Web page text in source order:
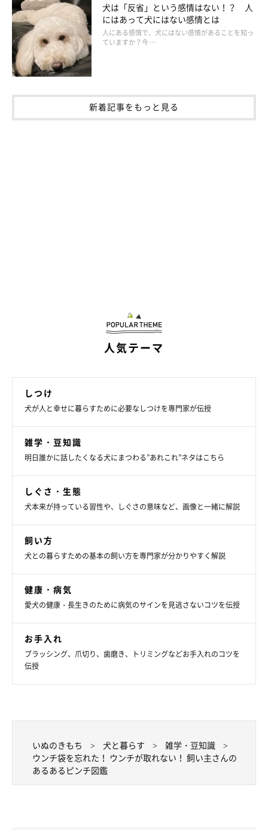
夜、トイレに行こうとベッドから下りて歩いたところ、何
か生温かいものを踏んだ感触が。愛犬のウンチでした。あ
わてましたが、夜中なので静かに足裏を洗ったあとに床掃
除。おかげですっかり目が覚めてしまいました。愛犬自身
【藤本先生からのひと言アドバイス】
「そそうの後始末をするときは、犬を叱ったりせず淡々と進めま
しょう！」
ださいね。
お話を伺った先生／英国APDT認定ペットドッグトレーナー。獣
医師。藤本聖香先生
犬は「反省」という感情はない！？ 人
にはあって犬にはない感情とは
人にある感情で、犬にはない感情があることを知っ
ていますか？今 …
新着記事をもっと見る
人気テーマ
しつけ
犬が人と幸せに暮らすために必要なしつけを専門家が伝授
雑学・豆知識
明日誰かに話したくなる犬にまつわる”あれこれ”ネタはこちら
しぐさ・生態
犬本来が持っている習性や、しぐさの意味など、画像と一緒に解説
飼い方
犬との暮らすための基本の飼い方を専門家が分かりやすく解説
健康・病気
愛犬の健康・長生きのために病気のサインを見逃さないコツを伝授
お手入れ
ブラッシング、爪切り、歯磨き、トリミングなどお手入れのコツを
伝授
いぬのきもち 犬と暮らす
雑学・豆知識
ウンチ袋を忘れた！ ウンチが取れない！ 飼い主さんの
あるあるピンチ図鑑